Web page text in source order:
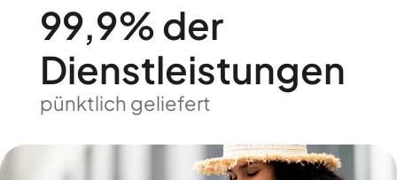
99,9% der
Dienstleistungen
pünktlich geliefert